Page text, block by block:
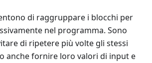
di raggruppare i blocchi per
nel programma. Sono
di ripetere più volte gli stessi
anche fornire loro valori di input e